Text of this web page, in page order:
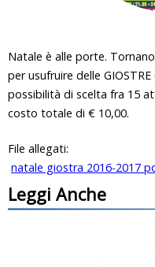
Natale è alle porte.
per usufruire delle
possibilità di scelta fra 15
costo totale di € 10,00.
File allegati:
natale giostra 2016-2017
Leggi Anche